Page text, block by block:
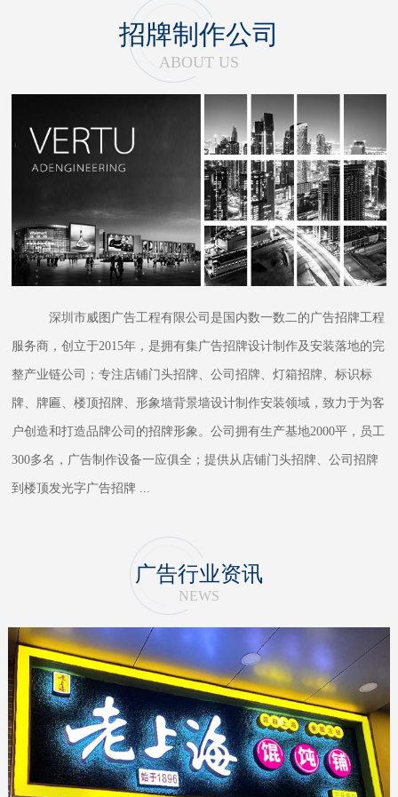
招牌制作公司
ABOUT US
深圳市威图广告工程有限公司是国内数一数二的广告招牌工程
服务商，创立于2015年，是拥有集广告招牌设计制作及安装落地的完
整产业链公司；专注店铺门头招牌、公司招牌、灯箱招牌、标识标
牌、牌匾、楼顶招牌、形象墙背景墙设计制作安装领域，致力于为客
户创造和打造品牌公司的招牌形象。公司拥有生产基地2000平，员工
300多名，广告制作设备一应俱全；提供从店铺门头招牌、公司招牌
到楼顶发光字广告招牌
广告行业资讯
NEWS